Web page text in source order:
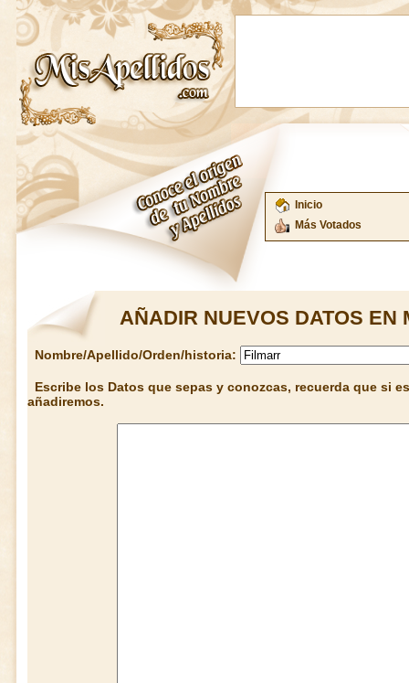
Inicio
Más Votados
AÑADIR NUEVOS DATOS EN
Nombre/Apellido/Orden/historia:
Escribe los Datos que sepas y conozcas, recuerda que si
añadiremos.